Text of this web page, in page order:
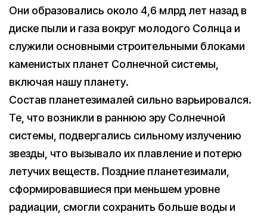
Они образовались около 4,6 млрд лет назад в
диске пыли и газа вокруг молодого Солнца и
служили основными строительными блоками
каменистых планет Солнечной системы,
включая нашу планету.
Состав планетезималей сильно варьировался.
Те, что возникли в раннюю эру Солнечной
системы, подвергались сильному излучению
звезды, что вызывало их плавление и потерю
летучих веществ. Поздние планетезимали,
сформировавшиеся при меньшем уровне
радиации, смогли сохранить больше воды и